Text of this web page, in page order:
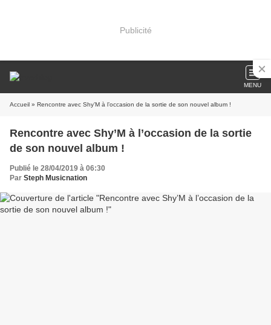
Publicité
MENU
Accueil » Rencontre avec Shy’M à l’occasion de la sortie de son nouvel album !
Rencontre avec Shy’M à l’occasion de la sortie
de son nouvel album !
Publié le 28/04/2019 à 06:30
Par Steph Musicnation